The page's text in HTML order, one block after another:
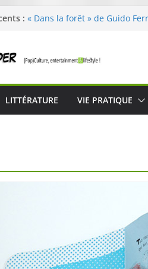
: « Dans la forêt » de Guido
Célestin en concert : une
« In The Beginning was The
néoclassique de Nico
Skullcandy dévoile le
LITTÉRATURE VIE PRATIQUE